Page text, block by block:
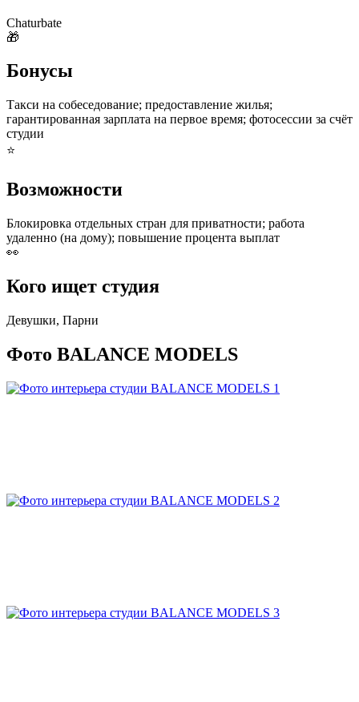
Chaturbate
🎁
Бонусы
Такси на собеседование; предоставление жилья;
гарантированная зарплата на первое время; фотосессии за счёт
студии
⭐
Возможности
Блокировка отдельных стран для приватности; работа
удаленно (на дому); повышение процента выплат
👀
Кого ищет студия
Девушки, Парни
Фото BALANCE MODELS